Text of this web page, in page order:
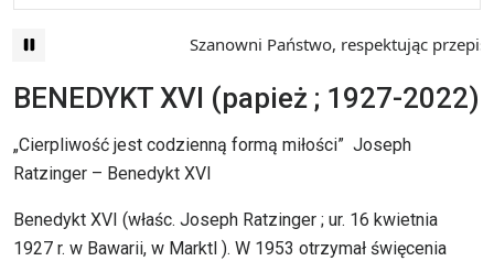
Szanowni Państwo, respektując przepisy
BENEDYKT XVI (papież ; 1927-2022)
„Cierpliwość jest codzienną formą miłości” Joseph
Ratzinger – Benedykt XVI
Benedykt XVI (właśc. Joseph Ratzinger ; ur. 16 kwietnia
1927 r. w Bawarii, w Marktl ). W 1953 otrzymał święcenia